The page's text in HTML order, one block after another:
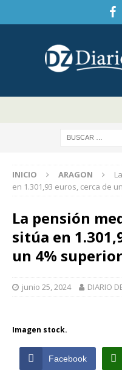
INICIO ARAGON
en 1.301,93 euros, cerca de
La pensión
sitúa en
un 4%
junio 25, 2024 DIARIO
Imagen stock.
Facebook